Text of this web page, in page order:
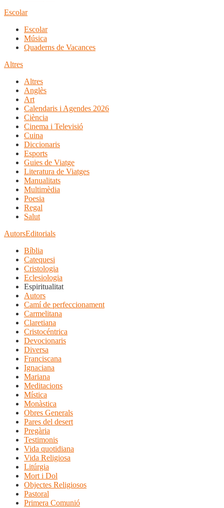
Escolar
Escolar
Música
Quaderns de Vacances
Altres
Altres
Anglès
Art
Calendaris i Agendes 2026
Ciència
Cinema i Televisió
Cuina
Diccionaris
Esports
Guies de Viatge
Literatura de Viatges
Manualitats
Multimèdia
Poesia
Regal
Salut
AutorsEditorials
Bíblia
Catequesi
Cristologia
Eclesiologia
Espiritualitat
Autors
Camí de perfeccionament
Carmelitana
Claretiana
Cristocéntrica
Devocionaris
Diversa
Franciscana
Ignaciana
Mariana
Meditacions
Mística
Monàstica
Obres Generals
Pares del desert
Pregària
Testimonis
Vida quotidiana
Vida Religiosa
Litúrgia
Mort i Dol
Objectes Religiosos
Pastoral
Primera Comunió